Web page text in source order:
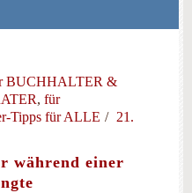
BUCHHALTER &
, für
Tipps für ALLE
21.
während einer